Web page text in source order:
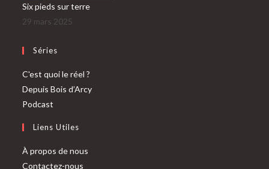
Six pieds sur terre
29 mars 2025
Séries
C'est quoi le réel ?
Depuis Bois d’Arcy
Podcast
Liens Utiles
À propos de nous
Contactez-nous